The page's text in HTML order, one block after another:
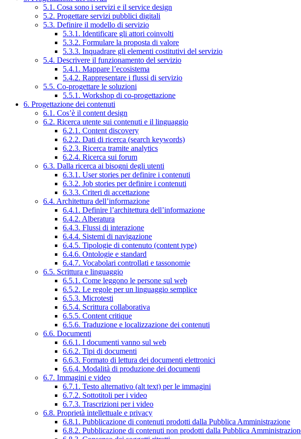
5.1. Cosa sono i servizi e il service design
5.2. Progettare servizi pubblici digitali
5.3. Definire il modello di servizio
5.3.1. Identificare gli attori coinvolti
5.3.2. Formulare la proposta di valore
5.3.3. Inquadrare gli elementi costitutivi del servizio
5.4. Descrivere il funzionamento del servizio
5.4.1. Mappare l’ecosistema
5.4.2. Rappresentare i flussi di servizio
5.5. Co-progettare le soluzioni
5.5.1. Workshop di co-progettazione
6. Progettazione dei contenuti
6.1. Cos’è il content design
6.2. Ricerca utente sui contenuti e il linguaggio
6.2.1. Content discovery
6.2.2. Dati di ricerca (search keywords)
6.2.3. Ricerca tramite analytics
6.2.4. Ricerca sui forum
6.3. Dalla ricerca ai bisogni degli utenti
6.3.1. User stories per definire i contenuti
6.3.2. Job stories per definire i contenuti
6.3.3. Criteri di accettazione
6.4. Architettura dell’informazione
6.4.1. Definire l’architettura dell’informazione
6.4.2. Alberatura
6.4.3. Flussi di interazione
6.4.4. Sistemi di navigazione
6.4.5. Tipologie di contenuto (content type)
6.4.6. Ontologie e standard
6.4.7. Vocabolari controllati e tassonomie
6.5. Scrittura e linguaggio
6.5.1. Come leggono le persone sul web
6.5.2. Le regole per un linguaggio semplice
6.5.3. Microtesti
6.5.4. Scrittura collaborativa
6.5.5. Content critique
6.5.6. Traduzione e localizzazione dei contenuti
6.6. Documenti
6.6.1. I documenti vanno sul web
6.6.2. Tipi di documenti
6.6.3. Formato di lettura dei documenti elettronici
6.6.4. Modalità di produzione dei documenti
6.7. Immagini e video
6.7.1. Testo alternativo (alt text) per le immagini
6.7.2. Sottotitoli per i video
6.7.3. Trascrizioni per i video
6.8. Proprietà intellettuale e privacy
6.8.1. Pubblicazione di contenuti prodotti dalla Pubblica Amministrazione
6.8.2. Pubblicazione di contenuti non prodotti dalla Pubblica